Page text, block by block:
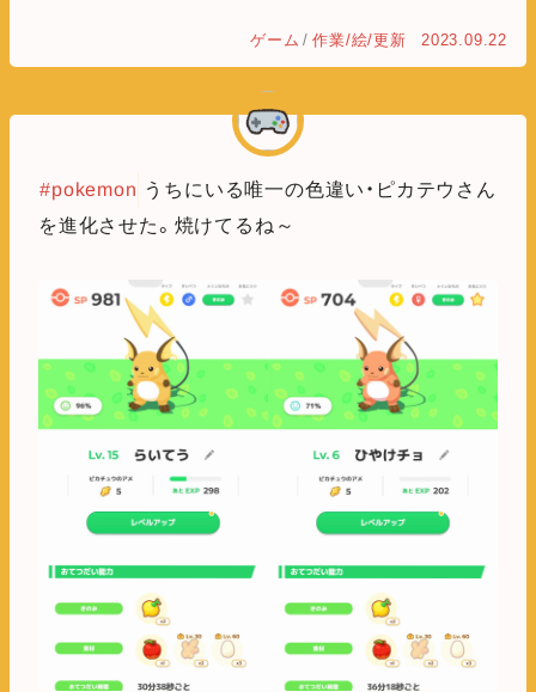
ゲーム / 作業/絵/更新 2023.09.22
#pokemon うちにいる唯一の色違い・ピカテウさん
を進化させた。焼けてるね～